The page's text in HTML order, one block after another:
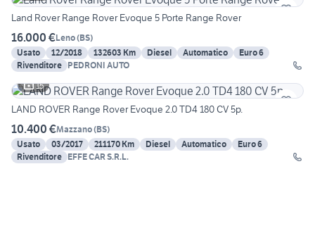
Land Rover Range Rover Evoque 5 Porte Range Rover
16.000 €Leno(BS)
Usato
12/2018 132603 Km Diesel Automatico
Euro 6
Rivenditore PEDRONI AUTO
15
LAND ROVER Range Rover Evoque 2.0 TD4 180 CV 5p.
10.400 €Mazzano(BS)
Usato
03/2017 211170 Km Diesel Automatico
Euro 6
Rivenditore EFFE CAR S.R.L.